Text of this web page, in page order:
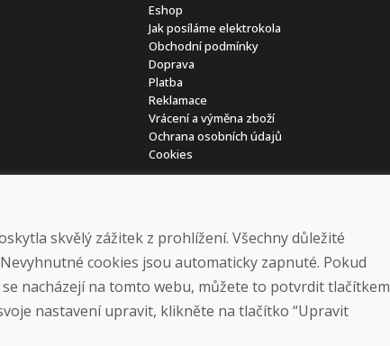
Eshop
Jak posíláme elektrokola
Obchodní podmínky
Doprava
Platba
Reklamace
Vrácení a výměna zboží
Ochrana osobních údajů
Cookies
© DOMIVOSPORT 2026, všechna práva vyhrazena
DUFEKSOFT tvorba eshopů
skvělý zážitek z prohlížení. Všechny důležité
cookies jsou automaticky zapnuté. Pokud
nacházejí na tomto webu, můžete to potvrdit tlačítkem
nastavení upravit, klikněte na tlačítko “Upravit